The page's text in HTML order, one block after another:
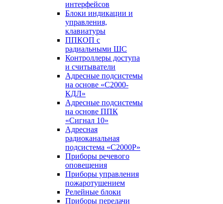
интерфейсов
Блоки индикации и
управления,
клавиатуры
ППКОП с
радиальными ШС
Контроллеры доступа
и считыватели
Адресные подсистемы
на основе «С2000-
КДЛ»
Адресные подсистемы
на основе ППК
«Сигнал 10»
Адресная
радиоканальная
подсистема «С2000Р»
Приборы речевого
оповещения
Приборы управления
пожаротушением
Релейные блоки
Приборы передачи